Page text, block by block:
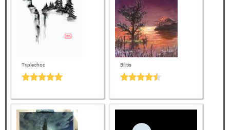
Triplechoc Bilitis